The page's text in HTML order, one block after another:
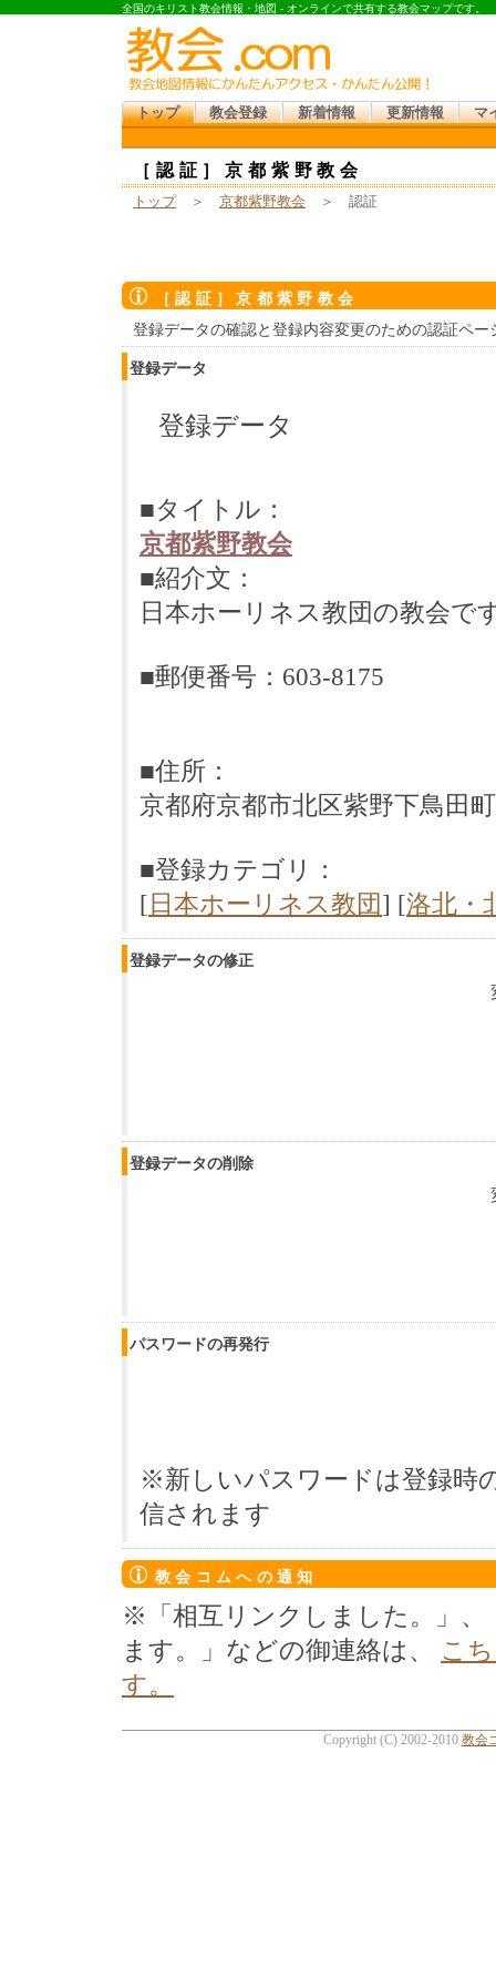
全国のキリスト教会情報・地図 - オンラインで共有する教会マップです。
トップ 教会登録 新着情報 更新情報 マ
［認証］京都紫野教会
トップ ＞ 京都紫野教会 ＞ 認証
［認証］京都紫野教会
登録データの確認と登録内容変更のための認証ペー
登録データ
登録データ
■タイトル：
京都紫野教会
■紹介文：
日本ホーリネス教団の教会で
■郵便番号：603-8175
■住所：
京都府京都市北区紫野下鳥田
■登録カテゴリ：
[日本ホーリネス教団] [洛北・
登録データの修正
登録データの削除
パスワードの再発行
※新しいパスワードは登録時
信されます
教会コムへの通知
※「相互リンクしました。」、
ます。」などの御連絡は、 こ
す。
Copyright (C) 2002-2010 教会